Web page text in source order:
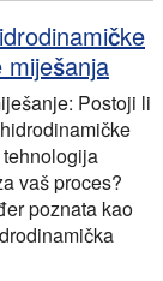
miješanja
Postoji li
vaš proces?
poznata kao